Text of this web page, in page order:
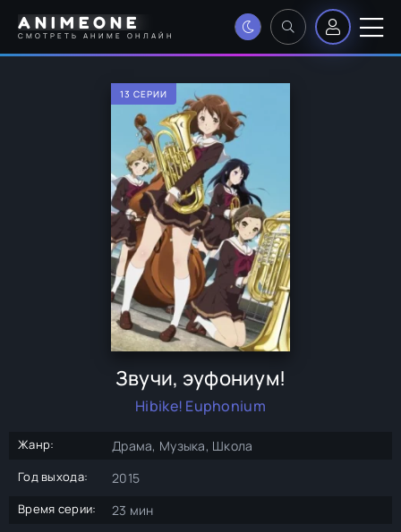
ANIMEONE
СМОТРЕТЬ АНИМЕ ОНЛАЙН
13 СЕРИИ
Звучи, эуфониум!
Hibike! Euphonium
Жанр: Драма, Музыка, Школа
Год выхода: 2015
Время серии: 23 мин